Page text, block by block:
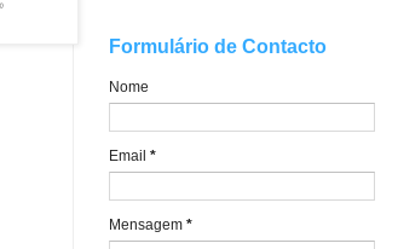
Formulário de Contacto
Nome
Email *
Mensagem *